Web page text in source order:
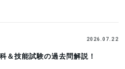
2026.07.22
＆技能試験の過去問解説！